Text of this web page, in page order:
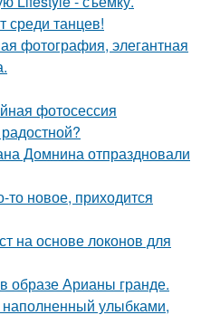
среди танцев!
фотография, элегантная
фотосессия
Домнина отпраздновали
то новое, приходится
на основе локонов для
Арианы гранде.
улыбками,